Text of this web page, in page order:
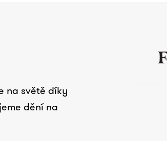
na světě díky
dění na